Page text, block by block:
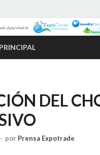
DEL
- por Prensa Expotrade